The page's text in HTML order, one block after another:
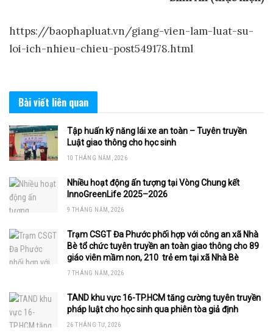
https://baophapluat.vn/giang-vien-lam-luat-su-
loi-ich-nhieu-chieu-post549178.html
Bài viết liên quan
Tập huấn kỹ năng lái xe an toàn – Tuyên truyền
Luật giao thông cho học sinh
10 THÁNG NĂM, 2026
Nhiều hoạt động ấn tượng tại Vòng Chung kết
InnoGreenLife 2025–2026
9 THÁNG NĂM, 2026
Trạm CSGT Đa Phước phối hợp với công an xã Nhà
Bè tổ chức tuyên truyền an toàn giao thông cho 89
giáo viên mầm non, 210 trẻ em tại xã Nhà Bè
7 THÁNG NĂM, 2026
TAND khu vực 16-TP.HCM tăng cường tuyên truyền
pháp luật cho học sinh qua phiên tòa giả định
26 THÁNG TƯ, 2026